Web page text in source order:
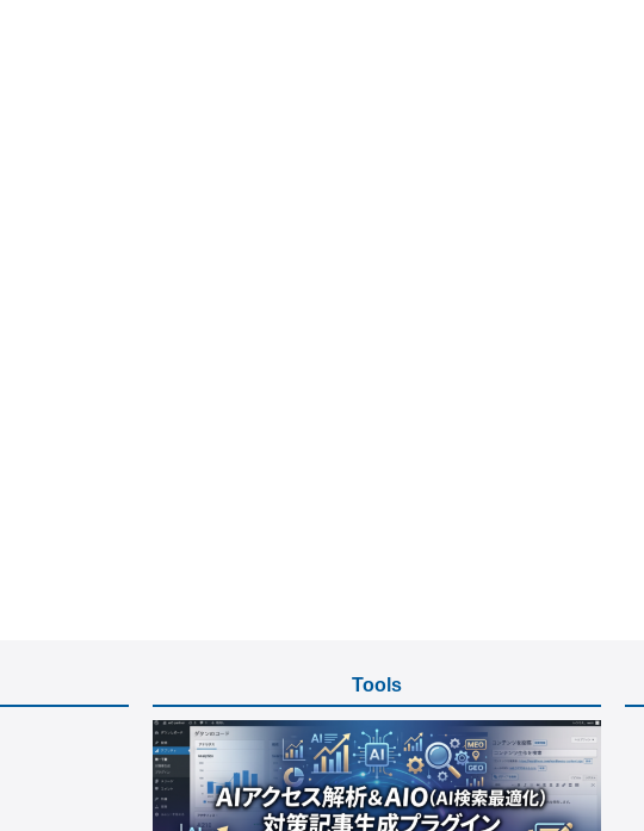
Tools